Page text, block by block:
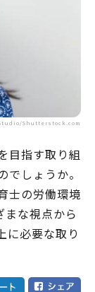
Shutterstock.com
目指す取り組
しょうか。
士の労働環境
な視点から
に必要な取り